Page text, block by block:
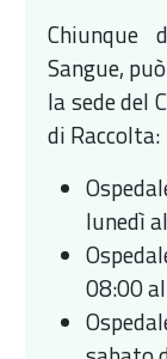
Chiunque
Sangue,
la sede del
di Raccolta:
lunedì
08:00